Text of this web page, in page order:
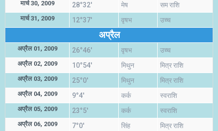
मार्च 30, 2009 28°32' मेष सम राशि
मार्च 31, 2009 12°37' वृषभ उच्च
अप्रैल
अप्रैल 01, 2009 26°46' वृषभ उच्च
अप्रैल 02, 2009 10°54' मिथुन मित्र राशि
अप्रैल 03, 2009 25°0' मिथुन मित्र राशि
अप्रैल 04, 2009 9°4' कर्क स्वराशि
अप्रैल 05, 2009 23°5' कर्क स्वराशि
अप्रैल 06, 2009 7°0' सिंह मित्र राशि